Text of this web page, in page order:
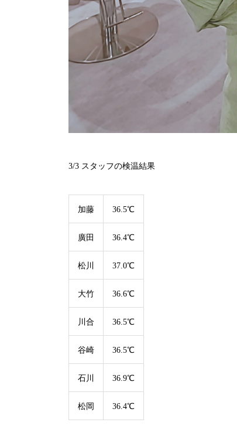
3/3 スタッフの検温結果
加藤 36.5℃
廣田 36.4℃
松川 37.0℃
大竹 36.6℃
川合 36.5℃
谷崎 36.5℃
石川 36.9℃
松岡 36.4℃